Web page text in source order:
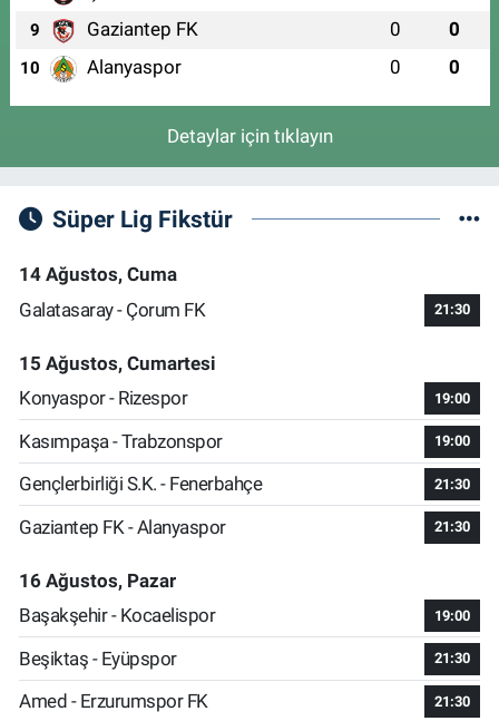
9 Gaziantep FK 0 0
10 Alanyaspor 0 0
Detaylar için tıklayın
Süper Lig Fikstür
14 Ağustos, Cuma
Galatasaray - Çorum FK
21:30
15 Ağustos, Cumartesi
Konyaspor - Rizespor
19:00
Kasımpaşa - Trabzonspor 19:00
Gençlerbirliği S.K. - Fenerbahçe 21:30
Gaziantep FK - Alanyaspor 21:30
16 Ağustos, Pazar
Başakşehir - Kocaelispor
19:00
Beşiktaş - Eyüpspor 21:30
Amed - Erzurumspor FK 21:30